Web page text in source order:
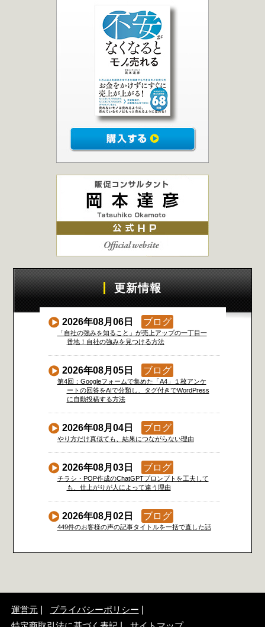
更新情報
2026年08月06日 ブログ
「自社の強みを知ること」が売上アップの一丁目一
番地！自社の強みを見つける方法
2026年08月05日 ブログ
第4回：Googleフォームで集めた「A4」１枚アンケ
ートの回答をAIで分類し、タグ付きでWordPress
に自動投稿する方法
2026年08月04日 ブログ
やり方だけ真似ても、結果につながらない理由
2026年08月03日 ブログ
チラシ・POP作成のChatGPTプロンプトを工夫して
も、仕上がりが人によって違う理由
2026年08月02日 ブログ
449件のお客様の声の記事タイトルを一括で直した話
運営元
プライバシーポリシー